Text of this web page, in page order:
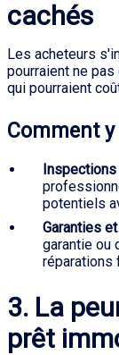
cachés
Les acheteurs
pourraient ne
qui pourraient
Comment
potentiels
Garanties
garantie ou
réparations
3. La
prêt